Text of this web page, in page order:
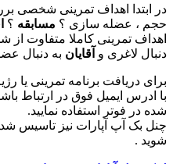
در ابتدا اهداف تمرینی شخصی
حجم ، عضله سازی ؟ مسابقه ؟
اهداف تمرینی کاملا متفاوت
دنبال لاغری و آقایان به دنبال
برای دریافت برنامه تمرینی یا
با ادرس ایمیل فوق در ارتباط
شده در فوتر استفاده نمایید.
چنل بک آپ آپارات نیز تاسیس شد
شوید .